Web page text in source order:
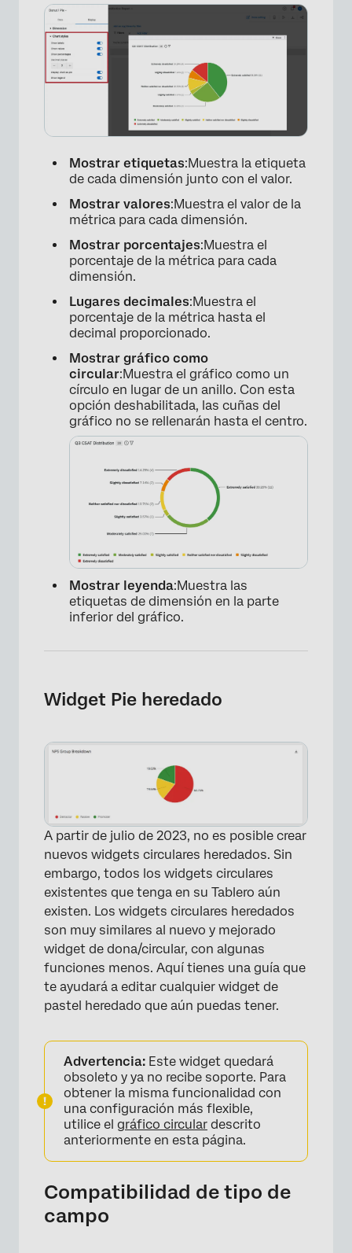
×
Mostrar etiquetas:Muestra la etiqueta
de cada dimensión junto con el valor.
Mostrar valores:Muestra el valor de la
métrica para cada dimensión.
Mostrar porcentajes:Muestra el
porcentaje de la métrica para cada
dimensión.
Lugares decimales:Muestra el
porcentaje de la métrica hasta el
decimal proporcionado.
Mostrar gráfico como
circular:Muestra el gráfico como un
círculo en lugar de un anillo. Con esta
opción deshabilitada, las cuñas del
gráfico no se rellenarán hasta el centro.
×
Mostrar leyenda:Muestra las
etiquetas de dimensión en la parte
inferior del gráfico.
Widget Pie heredado
A partir de julio de 2023, no es posible crear
nuevos widgets circulares heredados. Sin
embargo, todos los widgets circulares
existentes que tenga en su Tablero aún
existen. Los widgets circulares heredados
son muy similares al nuevo y mejorado
widget de dona/circular, con algunas
funciones menos. Aquí tienes una guía que
te ayudará a editar cualquier widget de
pastel heredado que aún puedas tener.
Advertencia: Este widget quedará
obsoleto y ya no recibe soporte. Para
obtener la misma funcionalidad con
una configuración más flexible,
utilice el gráfico circular descrito
anteriormente en esta página.
Compatibilidad de tipo de
campo